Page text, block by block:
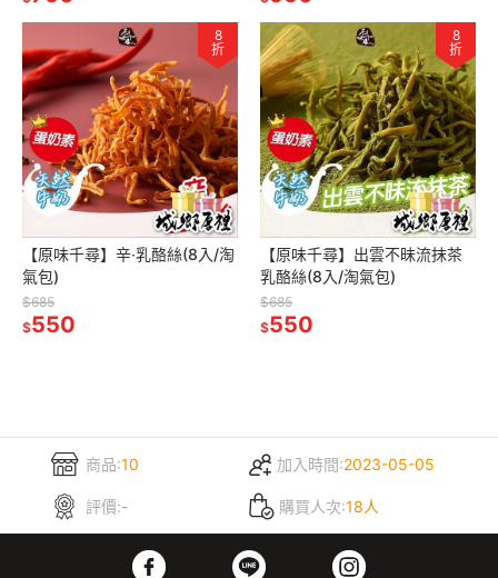
8
折
【原味千尋】辛‧乳酪絲(8入/淘
氣包)
$685
$550
8
折
【原味千尋】出雲不昧流抹茶
乳酪絲(8入/淘氣包)
$685
$550
商品:10 加入時間:2023-05-05
評價:- 購買人次:18人